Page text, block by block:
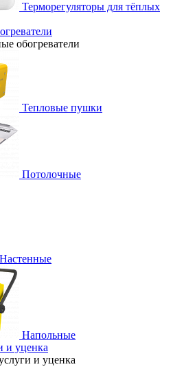
Терморегуляторы для тёплых
обогреватели
Тепловые пушки
Потолочные
Настенные
Напольные
и уценка
и уценка